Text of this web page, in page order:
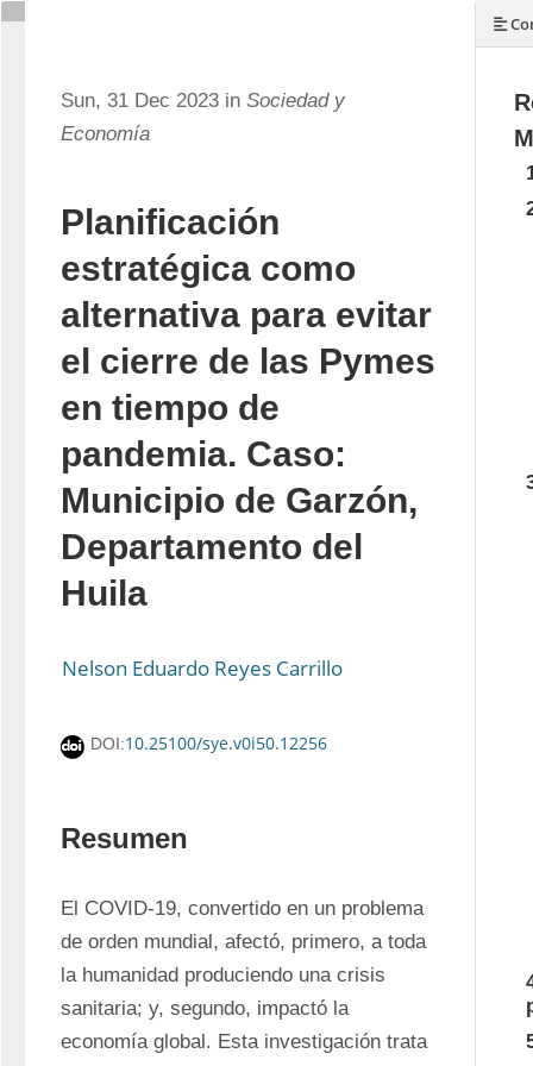
Sun, 31 Dec 2023 in Sociedad y
Economía
Planificación
estratégica como
alternativa para evitar
el cierre de las Pymes
en tiempo de
pandemia. Caso:
Municipio de Garzón,
Departamento del
Huila
Nelson Eduardo Reyes Carrillo
DOI:10.25100/sye.v0i50.12256
Resumen
El COVID-19, convertido en un problema
de orden mundial, afectó, primero, a toda
la humanidad produciendo una crisis
sanitaria; y, segundo, impactó la
economía global. Esta investigación trata